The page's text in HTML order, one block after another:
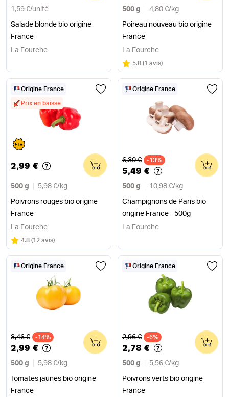
1,59 €/unité
Salade blonde bio origine
France
La Fourche
500 g 4,80 €/ kg
Poireau nouveau bio origine
France
La Fourche
Note
5.0 sur 5
(1 avis)
Origine France
Prix en baisse
2,99 €
500 g 5,98 €/ kg
Poivrons rouges bio origine
France
0
La Fourche
Note
4.8 sur 5
(12 avis)
Origine France
Ancien prix
6,30 € -13%
5,49 €
500 g 10,98 €/ kg
Champignons de Paris bio
origine France - 500g
0
La Fourche
Origine France
Ancien prix
3,46 € -14%
2,99 €
500 g 5,98 €/ kg
Tomates jaunes bio origine
France
0
Origine France
Ancien prix
2,96 € -6%
2,78 €
500 g 5,56 €/ kg
Poivrons verts bio origine
France
0